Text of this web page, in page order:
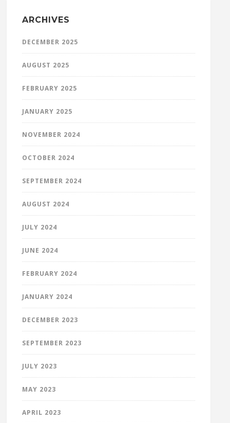
ARCHIVES
DECEMBER 2025
AUGUST 2025
FEBRUARY 2025
JANUARY 2025
NOVEMBER 2024
OCTOBER 2024
SEPTEMBER 2024
AUGUST 2024
JULY 2024
JUNE 2024
FEBRUARY 2024
JANUARY 2024
DECEMBER 2023
SEPTEMBER 2023
JULY 2023
MAY 2023
APRIL 2023